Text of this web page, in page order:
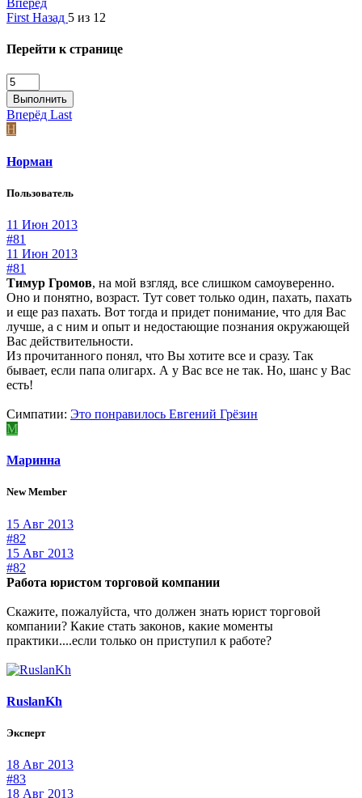
First Назад 5 из 12
Перейти к странице
Выполнить
Вперёд Last
Н
Норман
Пользователь
11 Июн 2013
#81
11 Июн 2013
#81
Тимур Громов, на мой взгляд, все слишком самоуверенно.
Оно и понятно, возраст. Тут совет только один, пахать, пахать
и еще раз пахать. Вот тогда и придет понимание, что для Вас
лучше, а с ним и опыт и недостающие познания окружающей
Вас действительности.
Из прочитанного понял, что Вы хотите все и сразу. Так
бывает, если папа олигарх. А у Вас все не так. Но, шанс у Вас
есть!
Симпатии: Это понравилось Евгений Грёзин
М
Маринна
New Member
15 Авг 2013
#82
15 Авг 2013
#82
Работа юристом торговой компании
Скажите, пожалуйста, что должен знать юрист торговой
компании? Какие стать законов, какие моменты
практики....если только он приступил к работе?
RuslanKh
Эксперт
18 Авг 2013
#83
18 Авг 2013